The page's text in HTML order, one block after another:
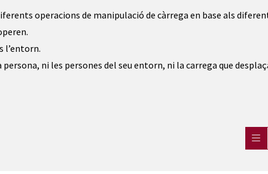
operacions de manipulació de càrrega en base als
l’entorn.
ni les persones del seu entorn, ni la carrega que